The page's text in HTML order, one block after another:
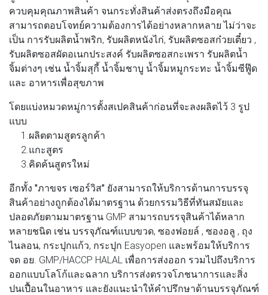
ควบคุมคุณภาพสินค้า จนกระทั่งสินค้าส่งตรงถึงมือคุณ
สามารถตอบโจทย์ความต้องการได้อย่างหลากหลาย ไม่ว่าจะ
เป็น การรับผลิตน้ำพริก, รับผลิตหนังไก่, รับผลิตซอสก๋วยเตี๋ยว ,
รับผลิตซอสผัดอเนกประสงค์ รับผลิตซอสกะเพรา รับผลิตน้ำ
จิ้มต่างๆ เช่น น้ำจิ้มสุกี้ น้ำจิ้มชาบู น้ำจิ้มหมูกระทะ น้ำจิ้มซีฟู๊ด
และ อาหารเพื่อสุขภาพ
โดยแบ่งหมวดหมู่การตั้งสเปคสินค้าก่อนที่จะลงผลิตไว้ 3 รูป
แบบ
1.ผลิตตามสูตรลูกค้า
2.แกะสูตร
3.คิดค้นสูตรใหม่
อีกทั้ง "ภาขจร เซอร์วิส" ยังสามารถให้บริการด้านการบรรจุ
สินค้าอย่างถูกต้องได้มาตรฐาน ด้วยกรรมวิธีที่ทันสมัยและ
ปลอดภัยตามมาตรฐาน GMP สามารถบรรจุสินค้าได้หลาก
หลายชนิด เช่น บรรจุภัณฑ์แบบขวด, ซองฟอยล์ , ซองอลู , ถุง
ไนลอน, กระปุกแก้ว, กระปุก Easyopen และพร้อมให้บริการ
จด อย. GMP/HACCP HALAL เพื่อการส่งออก รวมไปถึงบริการ
ออกแบบโลโก้และฉลาก บริการส่งตรวจโภชนาการและสิ่ง
ปนเปื้อนในอาหาร และยังแนะนำให้คำปรึกษาด้านบรรจุภัณฑ์